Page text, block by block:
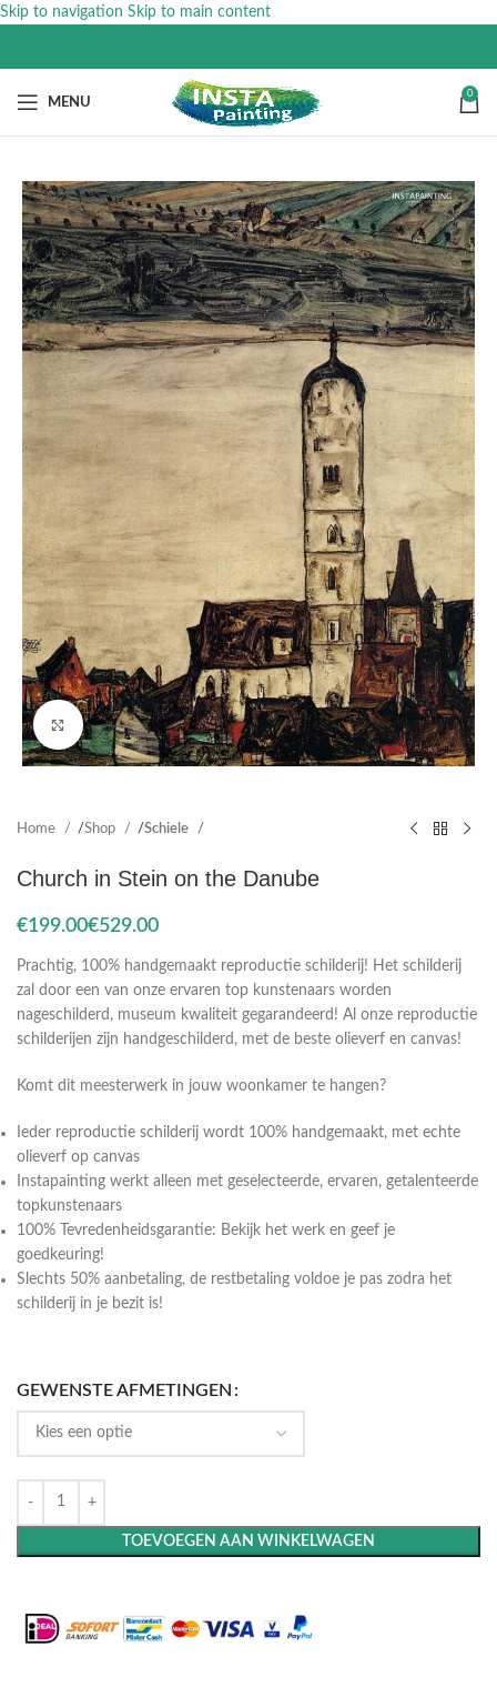
Skip to navigation Skip to main content
MENU
0
Click to enlarge
Home Shop Schiele
Church in Stein on the Danube
€ €
Prachtig, 100% handgemaakt reproductie schilderij! Het schilderij
zal door een van onze ervaren top kunstenaars worden
nageschilderd, museum kwaliteit gegarandeerd! Al onze reproductie
schilderijen zijn handgeschilderd, met de beste olieverf en canvas!
Komt dit meesterwerk in jouw woonkamer te hangen?
Ieder reproductie schilderij wordt 100% handgemaakt, met echte
olieverf op canvas
Instapainting werkt alleen met geselecteerde, ervaren, getalenteerde
topkunstenaars
100% Tevredenheidsgarantie: Bekijk het werk en geef je
goedkeuring!
Slechts 50% aanbetaling, de restbetaling voldoe je pas zodra het
schilderij in je bezit is!
GEWENSTE AFMETINGEN
TOEVOEGEN AAN WINKELWAGEN